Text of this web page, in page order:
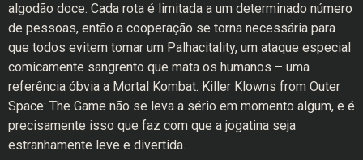
algodão doce. Cada rota é limitada a um determinado número
de pessoas, então a cooperação se torna necessária para
que todos evitem tomar um Palhacitality, um ataque especial
comicamente sangrento que mata os humanos – uma
referência óbvia a Mortal Kombat. Killer Klowns from Outer
Space: The Game não se leva a sério em momento algum, e é
precisamente isso que faz com que a jogatina seja
estranhamente leve e divertida.